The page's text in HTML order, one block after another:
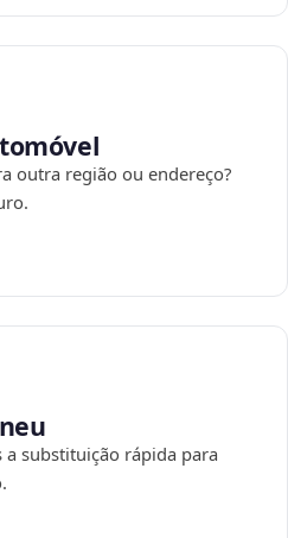
outra região ou endereço?
a substituição rápida para